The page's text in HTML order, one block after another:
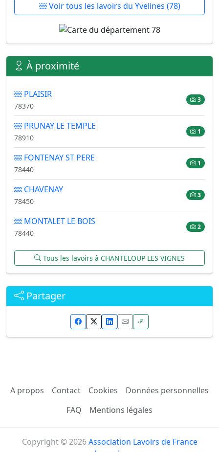
Voir tous les lavoirs du Yvelines (78)
À proximité
PLAISIR
78370
3
PRUNAY LE TEMPLE
78910
1
FONTENAY ST PERE
78440
1
CHAVENAY
78450
3
MONTALET LE BOIS
78440
2
Tous les lavoirs à CHANTELOUP LES VIGNES
Partager
A propos Contact Cookies
Données personnelles
FAQ
Mentions légales
Copyright © 2026Association Lavoirs de France